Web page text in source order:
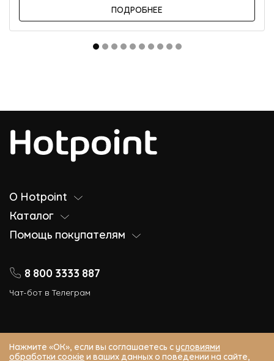
ПОДРОБНЕЕ
О Hotpoint
Каталог
Помощь покупателям
8 800 3333 887
Чат-бот в Телеграм
Нажмите «ОК», если вы соглашаетесь сусловиями
обработки соокіеи ваших данных о поведении на сайте,